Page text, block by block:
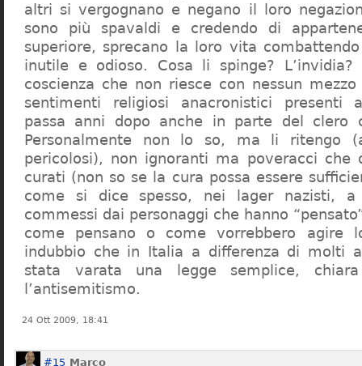
altri si vergognano e negano il loro
sono più spavaldi e credendo di
superiore, sprecano la loro vita
inutile e odioso. Cosa li spinge?
coscienza che non riesce con nessun
sentimenti religiosi anacronistici presenti
passa anni dopo anche in parte del clero
Personalmente non lo so, ma li ritengo
pericolosi), non ignoranti ma poveracci che
curati (non so se la cura possa essere
come si dice spesso, nei lager nazisti,
commessi dai personaggi che hanno
come pensano o come vorrebbero agire
indubbio che in Italia a differenza di molti
stata varata una legge semplice,
l’antisemitismo.
24 Ott 2009, 18:41
#15 Marco